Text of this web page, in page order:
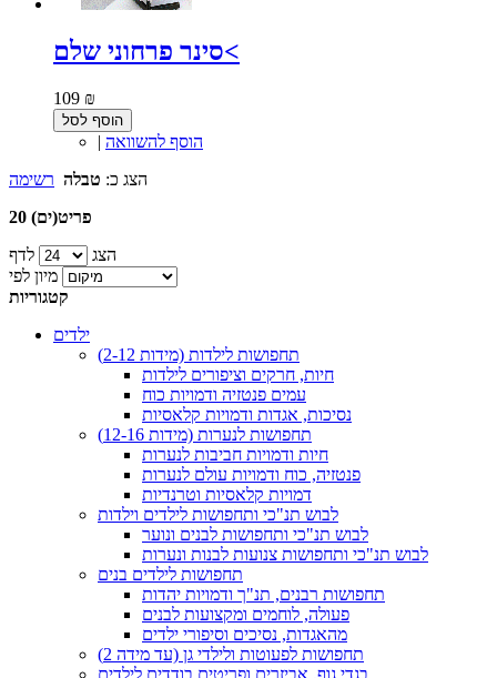
סינר פרחוני שלם<
109 ₪
הוסף לסל
| הוסף להשוואה
הצג כ: טבלה רשימה
20 פריט(ים)
הצג
לדף
מיון לפי
קטגוריות
ילדים
תחפושות לילדות (מידות 2-12)
חיות, חרקים וציפורים לילדות
עמים פנטזיה ודמויות כוח
נסיכות, אגדות ודמויות קלאסיות
תחפושות לנערות (מידות 12-16)
חיות ודמויות חביבות לנערות
פנטזיה, כוח ודמויות עולם לנערות
דמויות קלאסיות וטרנדיות
לבוש תנ"כי ותחפושות לילדים וילדות
לבוש תנ"כי ותחפושות לבנים ונוער
לבוש תנ"כי ותחפושות צנועות לבנות ונערות
תחפושות לילדים בנים
תחפושות רבנים, תנ"ך ודמויות יהדות
פעולה, לוחמים ומקצועות לבנים
מהאגדות, נסיכים וסיפורי ילדים
תחפושות לפעוטות ולילדי גן (עד מידה 2)
בגדי גוף, אביזרים ופריטים בודדים לילדים